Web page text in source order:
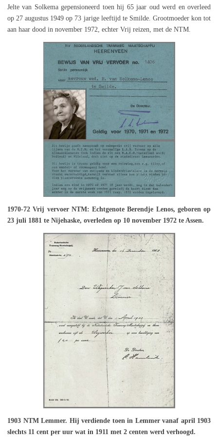
Jelte van Solkema gepensioneerd toen hij 65 jaar oud werd en overleed
op 27 augustus 1949 op 73 jarige leeftijd te Smilde. Grootmoeder kon tot
aan haar dood in november 1972, echter Vrij reizen, met de NTM.
1970-72 Vrij vervoer NTM: Echtgenote Berendje Lenos, geboren op
23 juli 1881 te Nijehaske, overleden op 10 november 1972 ‎te Assen.
1903 NTM Lemmer. Hij verdiende toen in Lemmer vanaf april 1903
slechts 11 cent per uur wat in 1911 met 2 centen werd verhoogd.